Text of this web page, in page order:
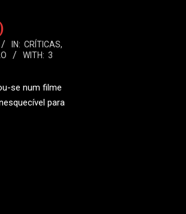
IN: CRÍTICAS,
WITH: 3
se num filme
para